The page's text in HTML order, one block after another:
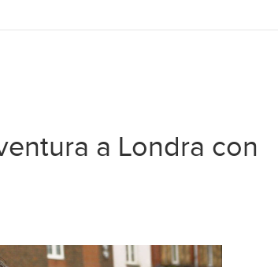
a Londra con